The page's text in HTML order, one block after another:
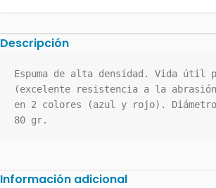
Descripción
Espuma de alta densidad. Vida útil
(excelente resistencia a la
en 2 colores (azul y rojo).
80 gr.
Información adicional